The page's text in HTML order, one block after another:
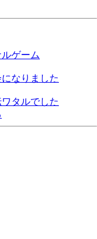
ゲーム
なりました
タルでした